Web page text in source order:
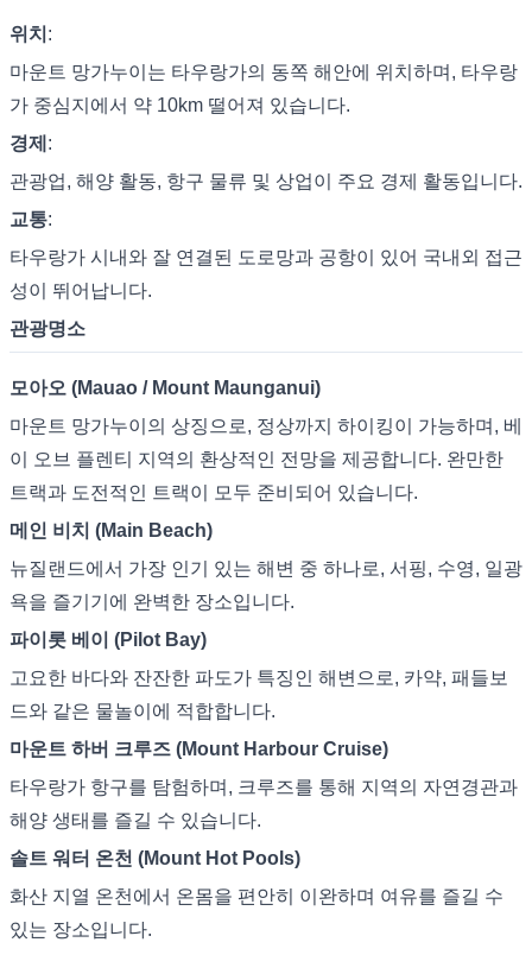
위치 :
마운트 망가누이는 타우랑가의 동쪽 해안에 위치하며, 타우랑
가 중심지에서 약 10km 떨어져 있습니다.
경제 :
관광업, 해양 활동, 항구 물류 및 상업이 주요 경제 활동입니다.
교통:
타우랑가 시내와 잘 연결된 도로망과 공항이 있어 국내외 접근
성이 뛰어납니다.
관광명소
모아오 (Mauao / Mount Maunganui)
마운트 망가누이의 상징으로, 정상까지 하이킹이 가능하며, 베
이 오브 플렌티 지역의 환상적인 전망을 제공합니다. 완만한
트랙과 도전적인 트랙이 모두 준비되어 있습니다.
메인 비치 (Main Beach)
뉴질랜드에서 가장 인기 있는 해변 중 하나로, 서핑, 수영, 일광
욕을 즐기기에 완벽한 장소입니다.
파이롯 베이 (Pilot Bay)
고요한 바다와 잔잔한 파도가 특징인 해변으로, 카약, 패들보
드와 같은 물놀이에 적합합니다.
마운트 하버 크루즈 (Mount Harbour Cruise)
타우랑가 항구를 탐험하며, 크루즈를 통해 지역의 자연경관과
해양 생태를 즐길 수 있습니다.
솔트 워터 온천 (Mount Hot Pools)
화산 지열 온천에서 온몸을 편안히 이완하며 여유를 즐길 수
있는 장소입니다.